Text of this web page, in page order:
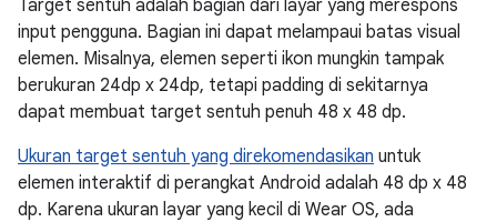
Target sentuh adalah bagian dari layar yang merespons
input pengguna. Bagian ini dapat melampaui batas visual
elemen. Misalnya, elemen seperti ikon mungkin tampak
berukuran 24dp x 24dp, tetapi padding di sekitarnya
dapat membuat target sentuh penuh 48 x 48 dp.
Ukuran target sentuh yang direkomendasikan untuk
elemen interaktif di perangkat Android adalah 48 dp x 48
dp. Karena ukuran layar yang kecil di Wear OS, ada